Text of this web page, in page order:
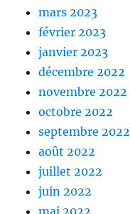
mars 2023
février 2023
janvier 2023
décembre 2022
novembre 2022
octobre 2022
septembre 2022
août 2022
juillet 2022
juin 2022
mai 2022